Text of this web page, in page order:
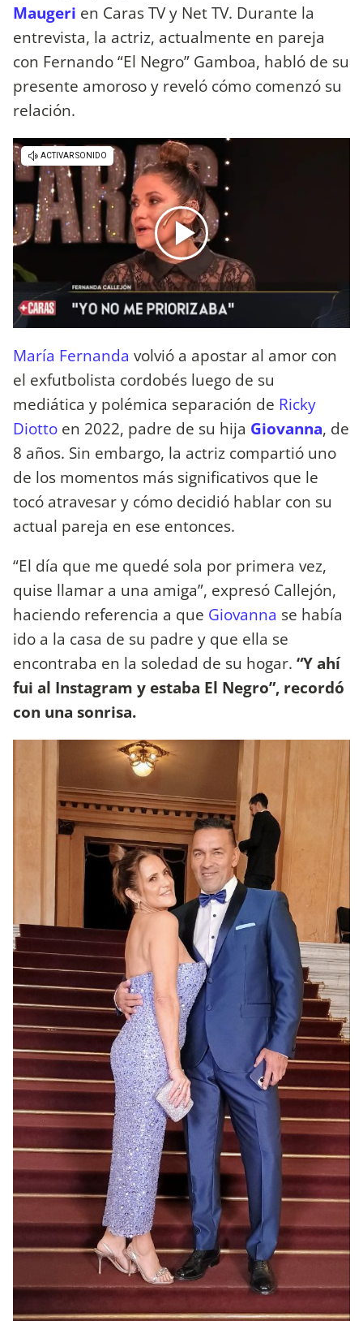
Maugeri en Caras TV y Net TV. Durante la
entrevista, la actriz, actualmente en pareja
con Fernando “El Negro” Gamboa, habló de su
presente amoroso y reveló cómo comenzó su
relación.
María Fernanda volvió a apostar al amor con
el exfutbolista cordobés luego de su
mediática y polémica separación de Ricky
Diotto en 2022, padre de su hija Giovanna, de
8 años. Sin embargo, la actriz compartió uno
de los momentos más significativos que le
tocó atravesar y cómo decidió hablar con su
actual pareja en ese entonces.
“El día que me quedé sola por primera vez,
quise llamar a una amiga”, expresó Callejón,
haciendo referencia a que Giovanna se había
ido a la casa de su padre y que ella se
encontraba en la soledad de su hogar. “Y ahí
fui al Instagram y estaba El Negro”, recordó
con una sonrisa.